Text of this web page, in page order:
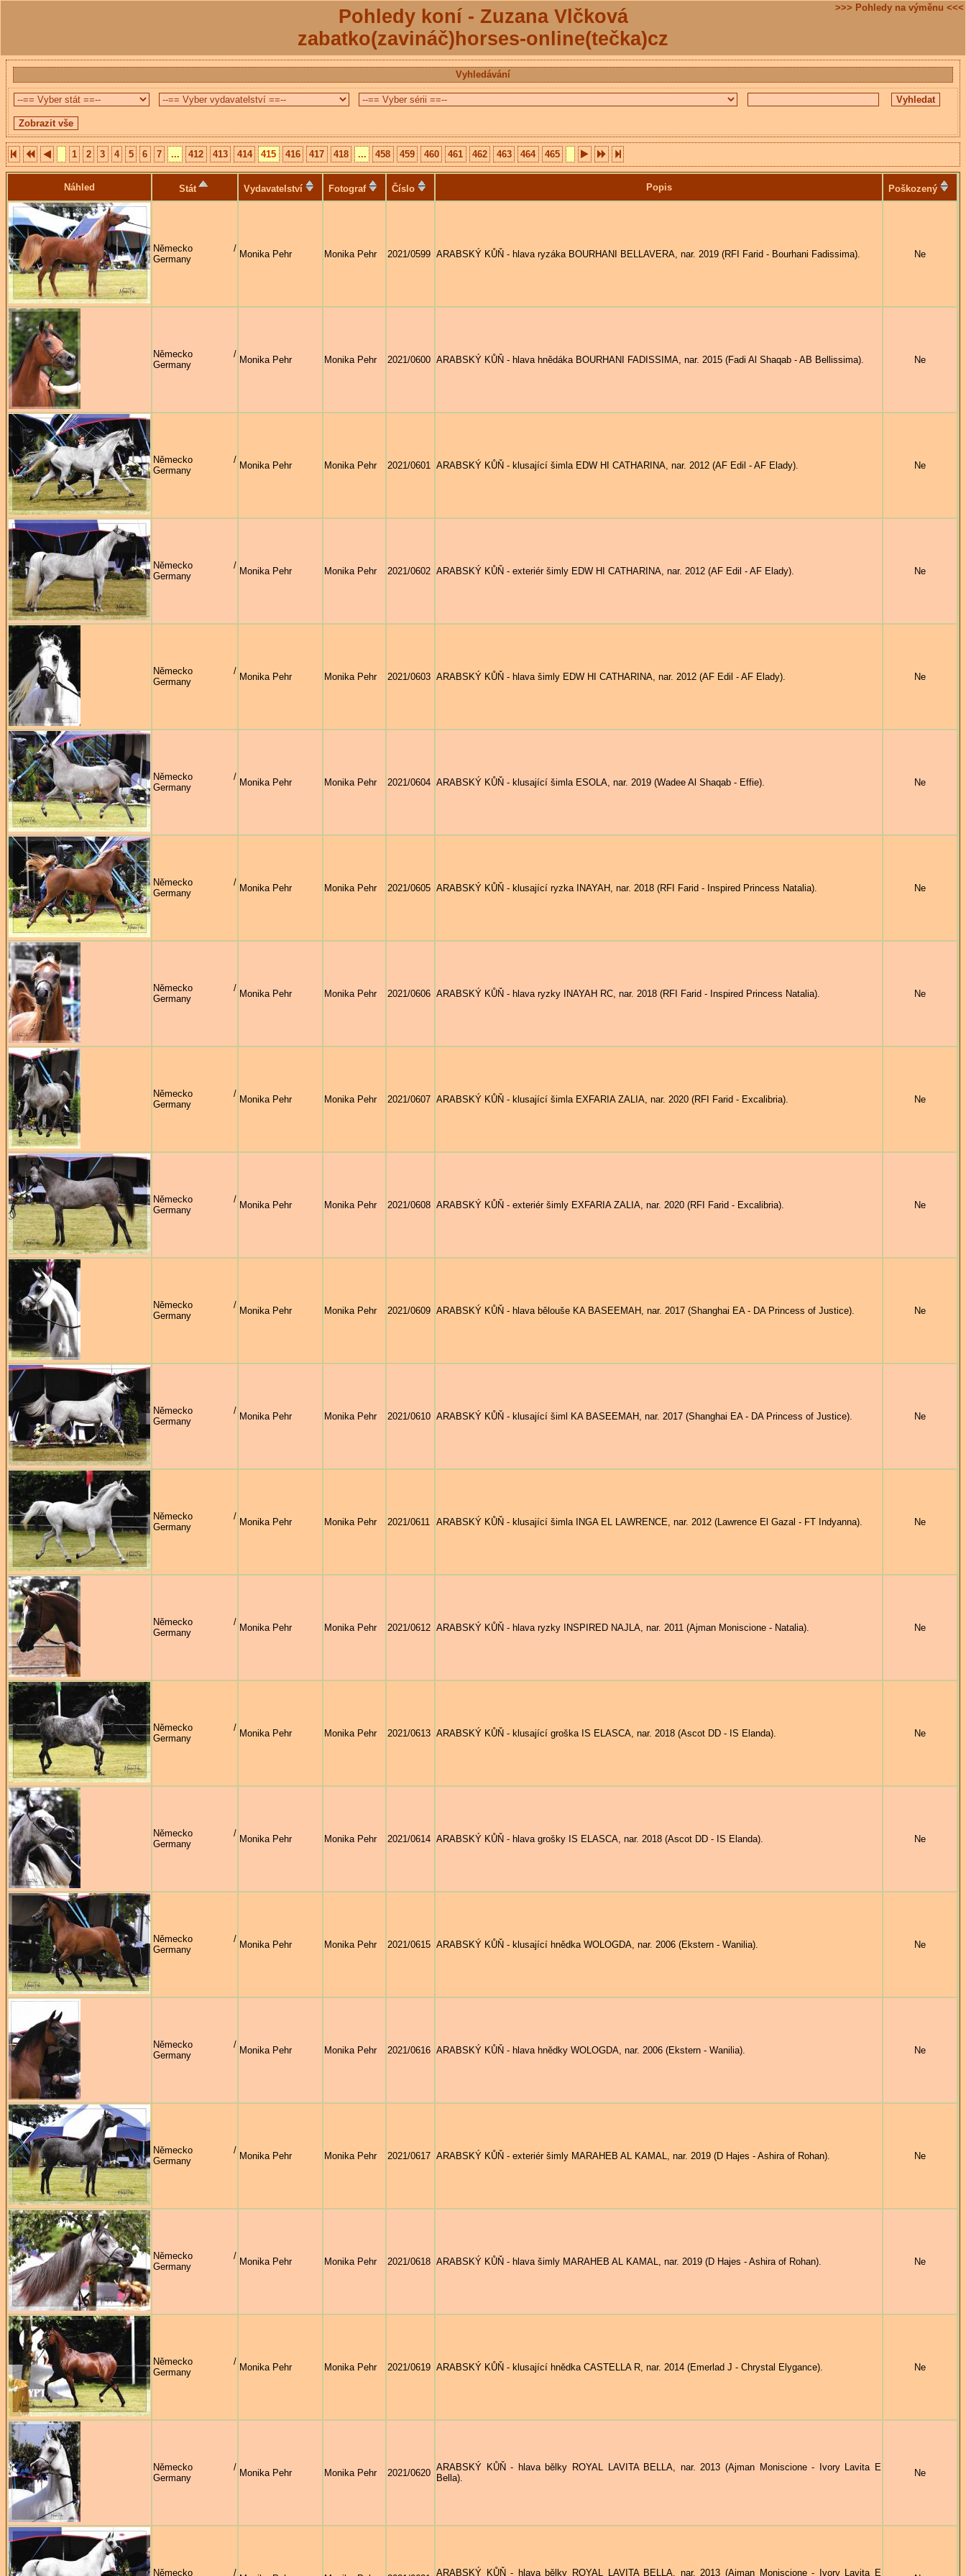
Pohledy koní - Zuzana Vlčková
zabatko(zavináč)horses-online(tečka)cz
>>> Pohledy na výměnu <<<
Vyhledávání
1 2 3 4 5 6 7 ... 412 413 414 415 416 417 418 ... 458 459 460 461 462 463 464 465
Náhled Stát Vydavatelství Fotograf Číslo Popis Poškozený
Německo /
Germany
Monika Pehr Monika Pehr 2021/0599 ARABSKÝ KŮŇ - hlava ryzáka BOURHANI BELLAVERA, nar. 2019 (RFI Farid - Bourhani Fadissima). Ne
Německo /
Germany
Monika Pehr Monika Pehr 2021/0600 ARABSKÝ KŮŇ - hlava hnědáka BOURHANI FADISSIMA, nar. 2015 (Fadi Al Shaqab - AB Bellissima). Ne
Německo /
Germany
Monika Pehr Monika Pehr 2021/0601 ARABSKÝ KŮŇ - klusající šimla EDW HI CATHARINA, nar. 2012 (AF Edil - AF Elady). Ne
Německo /
Germany
Monika Pehr Monika Pehr 2021/0602 ARABSKÝ KŮŇ - exteriér šimly EDW HI CATHARINA, nar. 2012 (AF Edil - AF Elady). Ne
Německo /
Germany
Monika Pehr Monika Pehr 2021/0603 ARABSKÝ KŮŇ - hlava šimly EDW HI CATHARINA, nar. 2012 (AF Edil - AF Elady). Ne
Německo /
Germany
Monika Pehr Monika Pehr 2021/0604 ARABSKÝ KŮŇ - klusající šimla ESOLA, nar. 2019 (Wadee Al Shaqab - Effie). Ne
Německo /
Germany
Monika Pehr Monika Pehr 2021/0605 ARABSKÝ KŮŇ - klusající ryzka INAYAH, nar. 2018 (RFI Farid - Inspired Princess Natalia). Ne
Německo /
Germany
Monika Pehr Monika Pehr 2021/0606 ARABSKÝ KŮŇ - hlava ryzky INAYAH RC, nar. 2018 (RFI Farid - Inspired Princess Natalia). Ne
Německo /
Germany
Monika Pehr Monika Pehr 2021/0607 ARABSKÝ KŮŇ - klusající šimla EXFARIA ZALIA, nar. 2020 (RFI Farid - Excalibria). Ne
Německo /
Germany
Monika Pehr Monika Pehr 2021/0608 ARABSKÝ KŮŇ - exteriér šimly EXFARIA ZALIA, nar. 2020 (RFI Farid - Excalibria). Ne
Německo /
Germany
Monika Pehr Monika Pehr 2021/0609 ARABSKÝ KŮŇ - hlava bělouše KA BASEEMAH, nar. 2017 (Shanghai EA - DA Princess of Justice). Ne
Německo /
Germany
Monika Pehr Monika Pehr 2021/0610 ARABSKÝ KŮŇ - klusající šiml KA BASEEMAH, nar. 2017 (Shanghai EA - DA Princess of Justice). Ne
Německo /
Germany
Monika Pehr Monika Pehr 2021/0611 ARABSKÝ KŮŇ - klusající šimla INGA EL LAWRENCE, nar. 2012 (Lawrence El Gazal - FT Indyanna). Ne
Německo /
Germany
Monika Pehr Monika Pehr 2021/0612 ARABSKÝ KŮŇ - hlava ryzky INSPIRED NAJLA, nar. 2011 (Ajman Moniscione - Natalia). Ne
Německo /
Germany
Monika Pehr Monika Pehr 2021/0613 ARABSKÝ KŮŇ - klusající groška IS ELASCA, nar. 2018 (Ascot DD - IS Elanda). Ne
Německo /
Germany
Monika Pehr Monika Pehr 2021/0614 ARABSKÝ KŮŇ - hlava grošky IS ELASCA, nar. 2018 (Ascot DD - IS Elanda). Ne
Německo /
Germany
Monika Pehr Monika Pehr 2021/0615 ARABSKÝ KŮŇ - klusající hnědka WOLOGDA, nar. 2006 (Ekstern - Wanilia). Ne
Německo /
Germany
Monika Pehr Monika Pehr 2021/0616 ARABSKÝ KŮŇ - hlava hnědky WOLOGDA, nar. 2006 (Ekstern - Wanilia). Ne
Německo /
Germany
Monika Pehr Monika Pehr 2021/0617 ARABSKÝ KŮŇ - exteriér šimly MARAHEB AL KAMAL, nar. 2019 (D Hajes - Ashira of Rohan). Ne
Německo /
Germany
Monika Pehr Monika Pehr 2021/0618 ARABSKÝ KŮŇ - hlava šimly MARAHEB AL KAMAL, nar. 2019 (D Hajes - Ashira of Rohan). Ne
Německo /
Germany
Monika Pehr Monika Pehr 2021/0619 ARABSKÝ KŮŇ - klusající hnědka CASTELLA R, nar. 2014 (Emerlad J - Chrystal Elygance). Ne
Německo /
Germany
Monika Pehr Monika Pehr 2021/0620
ARABSKÝ KŮŇ - hlava bělky ROYAL LAVITA BELLA, nar. 2013 (Ajman Moniscione - Ivory Lavita E
Bella).
Ne
Německo / ARABSKÝ KŮŇ - hlava bělky ROYAL LAVITA BELLA, nar. 2013 (Ajman Moniscione - Ivory Lavita E